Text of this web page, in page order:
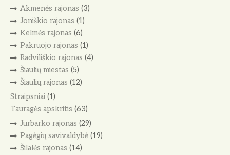
Akmenės rajonas (3)
Joniškio rajonas (1)
Kelmės rajonas (6)
Pakruojo rajonas (1)
Radviliškio rajonas (4)
Šiaulių miestas (5)
Šiaulių rajonas (12)
Straipsniai (1)
Tauragės apskritis (63)
Jurbarko rajonas (29)
Pagėgių savivaldybė(19)
Šilalės rajonas (14)